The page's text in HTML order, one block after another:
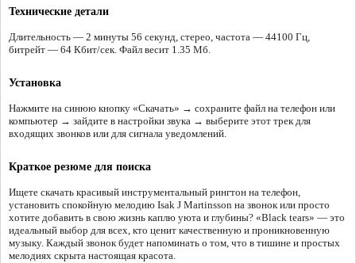
Технические детали
Длительность — 2 минуты 56 секунд, стерео, частота — 44100 Гц,
битрейт — 64 Кбит/сек. Файл весит 1.35 Мб.
Установка
Нажмите на синюю кнопку «Скачать» → сохраните файл на телефон или
компьютер → зайдите в настройки звука → выберите этот трек для
входящих звонков или для сигнала уведомлений.
Краткое резюме для поиска
Ищете скачать красивый инструментальный рингтон на телефон,
установить спокойную мелодию Isak J Martinsson на звонок или просто
хотите добавить в свою жизнь каплю уюта и глубины? «Black tears» — это
идеальный выбор для всех, кто ценит качественную и проникновенную
музыку. Каждый звонок будет напоминать о том, что в тишине и простых
мелодиях скрыта настоящая красота.